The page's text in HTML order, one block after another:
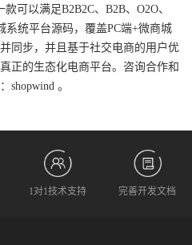
可以满足B2B2C、B2B、O2O、
系统平台源码，覆盖PC端+微商城
同步，并且基于社交电商的用户优
正的生态化电商平台。咨询合作和
shopwind 。
1对1技术支持 完善开发文档